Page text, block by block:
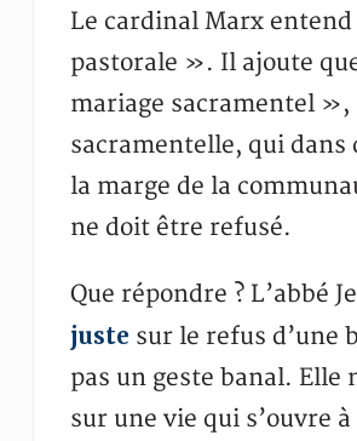
Le cardinal Marx
pastorale ». Il ajoute
mariage sacramentel »,
sacramentelle, qui dans
la marge de la
ne doit être refusé.
Que répondre ? L’abbé
juste sur le refus d’une
pas un geste banal. Elle
sur une vie qui s’ouvre